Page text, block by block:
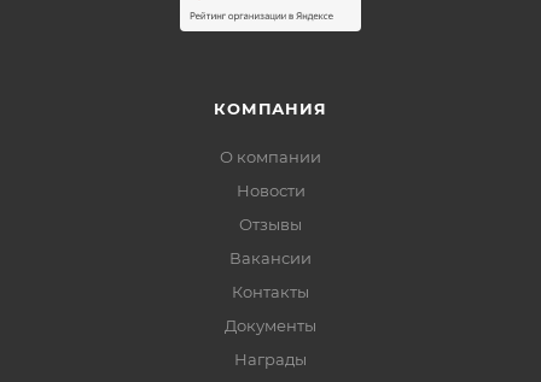
КОМПАНИЯ
О компании
Новости
Отзывы
Вакансии
Контакты
Документы
Награды